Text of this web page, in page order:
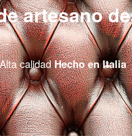
artesano
Alta calidadHecho en Italia